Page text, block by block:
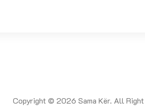
Copyright © 2026 Sama Kër. All Right